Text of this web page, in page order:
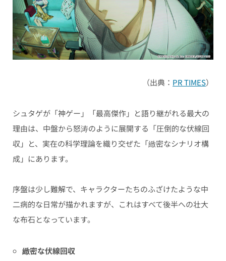
（出典： PR TIMES）
シュタゲが「神ゲー」「最高傑作」と語り継がれる最大の
理由は、中盤から怒涛のように展開する「圧倒的な伏線回
収」と、実在の科学理論を織り交ぜた「緻密なシナリオ構
成」にあります。
序盤は少し難解で、キャラクターたちのふざけたような中
二病的な日常が描かれますが、これはすべて後半への壮大
な布石となっています。
緻密な伏線回収